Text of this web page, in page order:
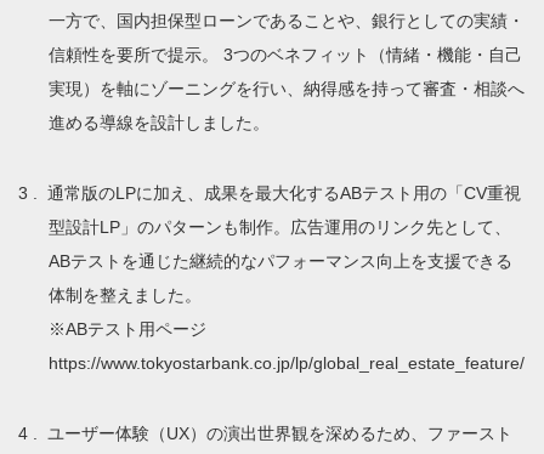
一方で、国内担保型ローンであることや、銀行としての実績・
信頼性を要所で提示。 3つのベネフィット（情緒・機能・自己
実現）を軸にゾーニングを行い、納得感を持って審査・相談へ
進める導線を設計しました。
通常版のLPに加え、成果を最大化するABテスト用の「CV重視
型設計LP」のパターンも制作。広告運用のリンク先として、
ABテストを通じた継続的なパフォーマンス向上を支援できる
体制を整えました。
※ABテスト用ページ
https://www.tokyostarbank.co.jp/lp/global_real_estate_feature/
ユーザー体験（UX）の演出世界観を深めるため、ファースト